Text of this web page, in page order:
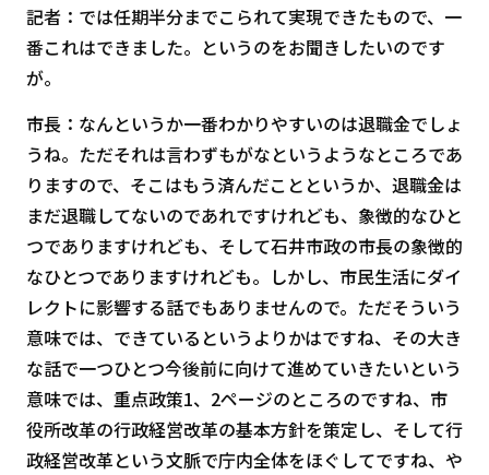
記者：では任期半分までこられて実現できたもので、一
番これはできました。というのをお聞きしたいのです
が。
市長：なんというか一番わかりやすいのは退職金でしょ
うね。ただそれは言わずもがなというようなところであ
りますので、そこはもう済んだことというか、退職金は
まだ退職してないのであれですけれども、象徴的なひと
つでありますけれども、そして石井市政の市長の象徴的
なひとつでありますけれども。しかし、市民生活にダイ
レクトに影響する話でもありませんので。ただそういう
意味では、できているというよりかはですね、その大き
な話で一つひとつ今後前に向けて進めていきたいという
意味では、重点政策1、2ページのところのですね、市
役所改革の行政経営改革の基本方針を策定し、そして行
政経営改革という文脈で庁内全体をほぐしてですね、や